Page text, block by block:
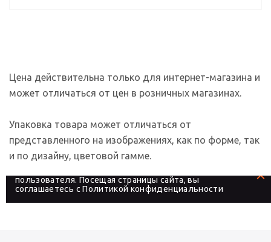
Цена действительна только для интернет-магазина и
может отличаться от цен в розничных магазинах.
Упаковка товара может отличаться от
представленного на изображениях, как по форме, так
и по дизайну, цветовой гамме.
На сайте используются файлы cookies, которые его
пользователя. Посещая страницы сайта, вы
соглашаетесь сПолитикой конфиденциальности